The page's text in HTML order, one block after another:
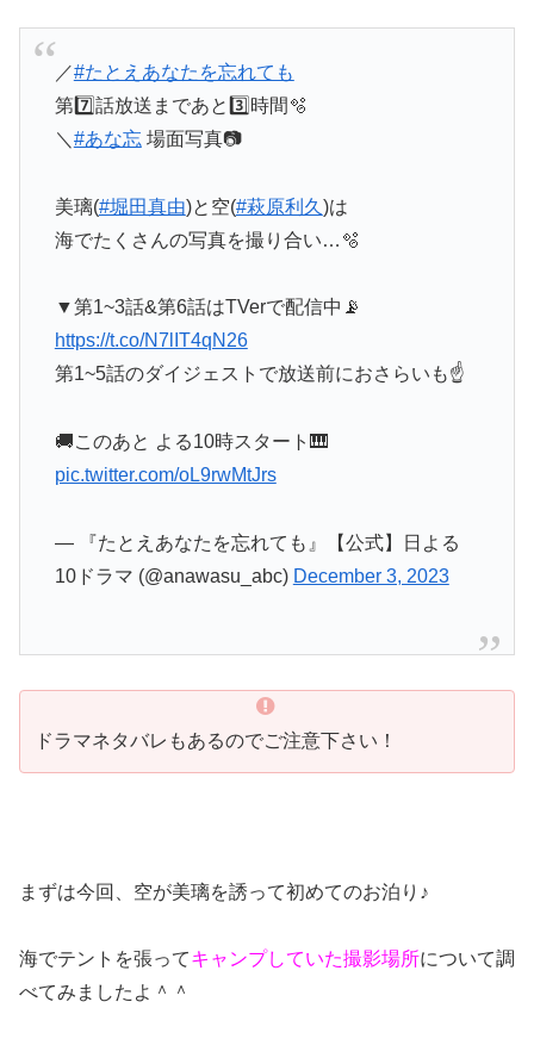
／#たとえあなたを忘れても
第7️⃣話放送まであと3️⃣時間🫧
＼ #あな忘 場面写真📷
美璃(#堀田真由)と空(#萩原利久 )は
海でたくさんの写真を撮り合い…🫧
▼第1~3話&第6話はTVerで配信中📡
https://t.co/N7lIT4qN26
第1~5話のダイジェストで放送前におさらいも☝
🚚このあと よる10時スタート🎹
pic.twitter.com/oL9rwMtJrs
— 『たとえあなたを忘れても』【公式】日よる
10ドラマ (@anawasu_abc) December 3, 2023
ドラマネタバレもあるのでご注意下さい！
まずは今回、空が美璃を誘って初めてのお泊り♪
海でテントを張ってキャンプしていた撮影場所について調
べてみましたよ＾＾